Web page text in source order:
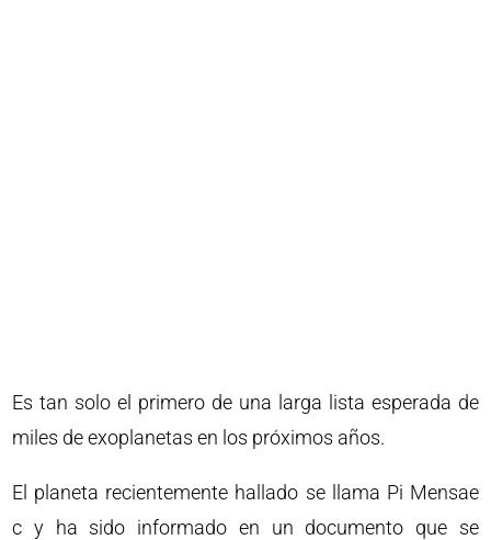
Es tan solo el primero de una larga lista esperada de
miles de exoplanetas en los próximos años.
El planeta recientemente hallado se llama Pi Mensae
c y ha sido informado en un documento que se